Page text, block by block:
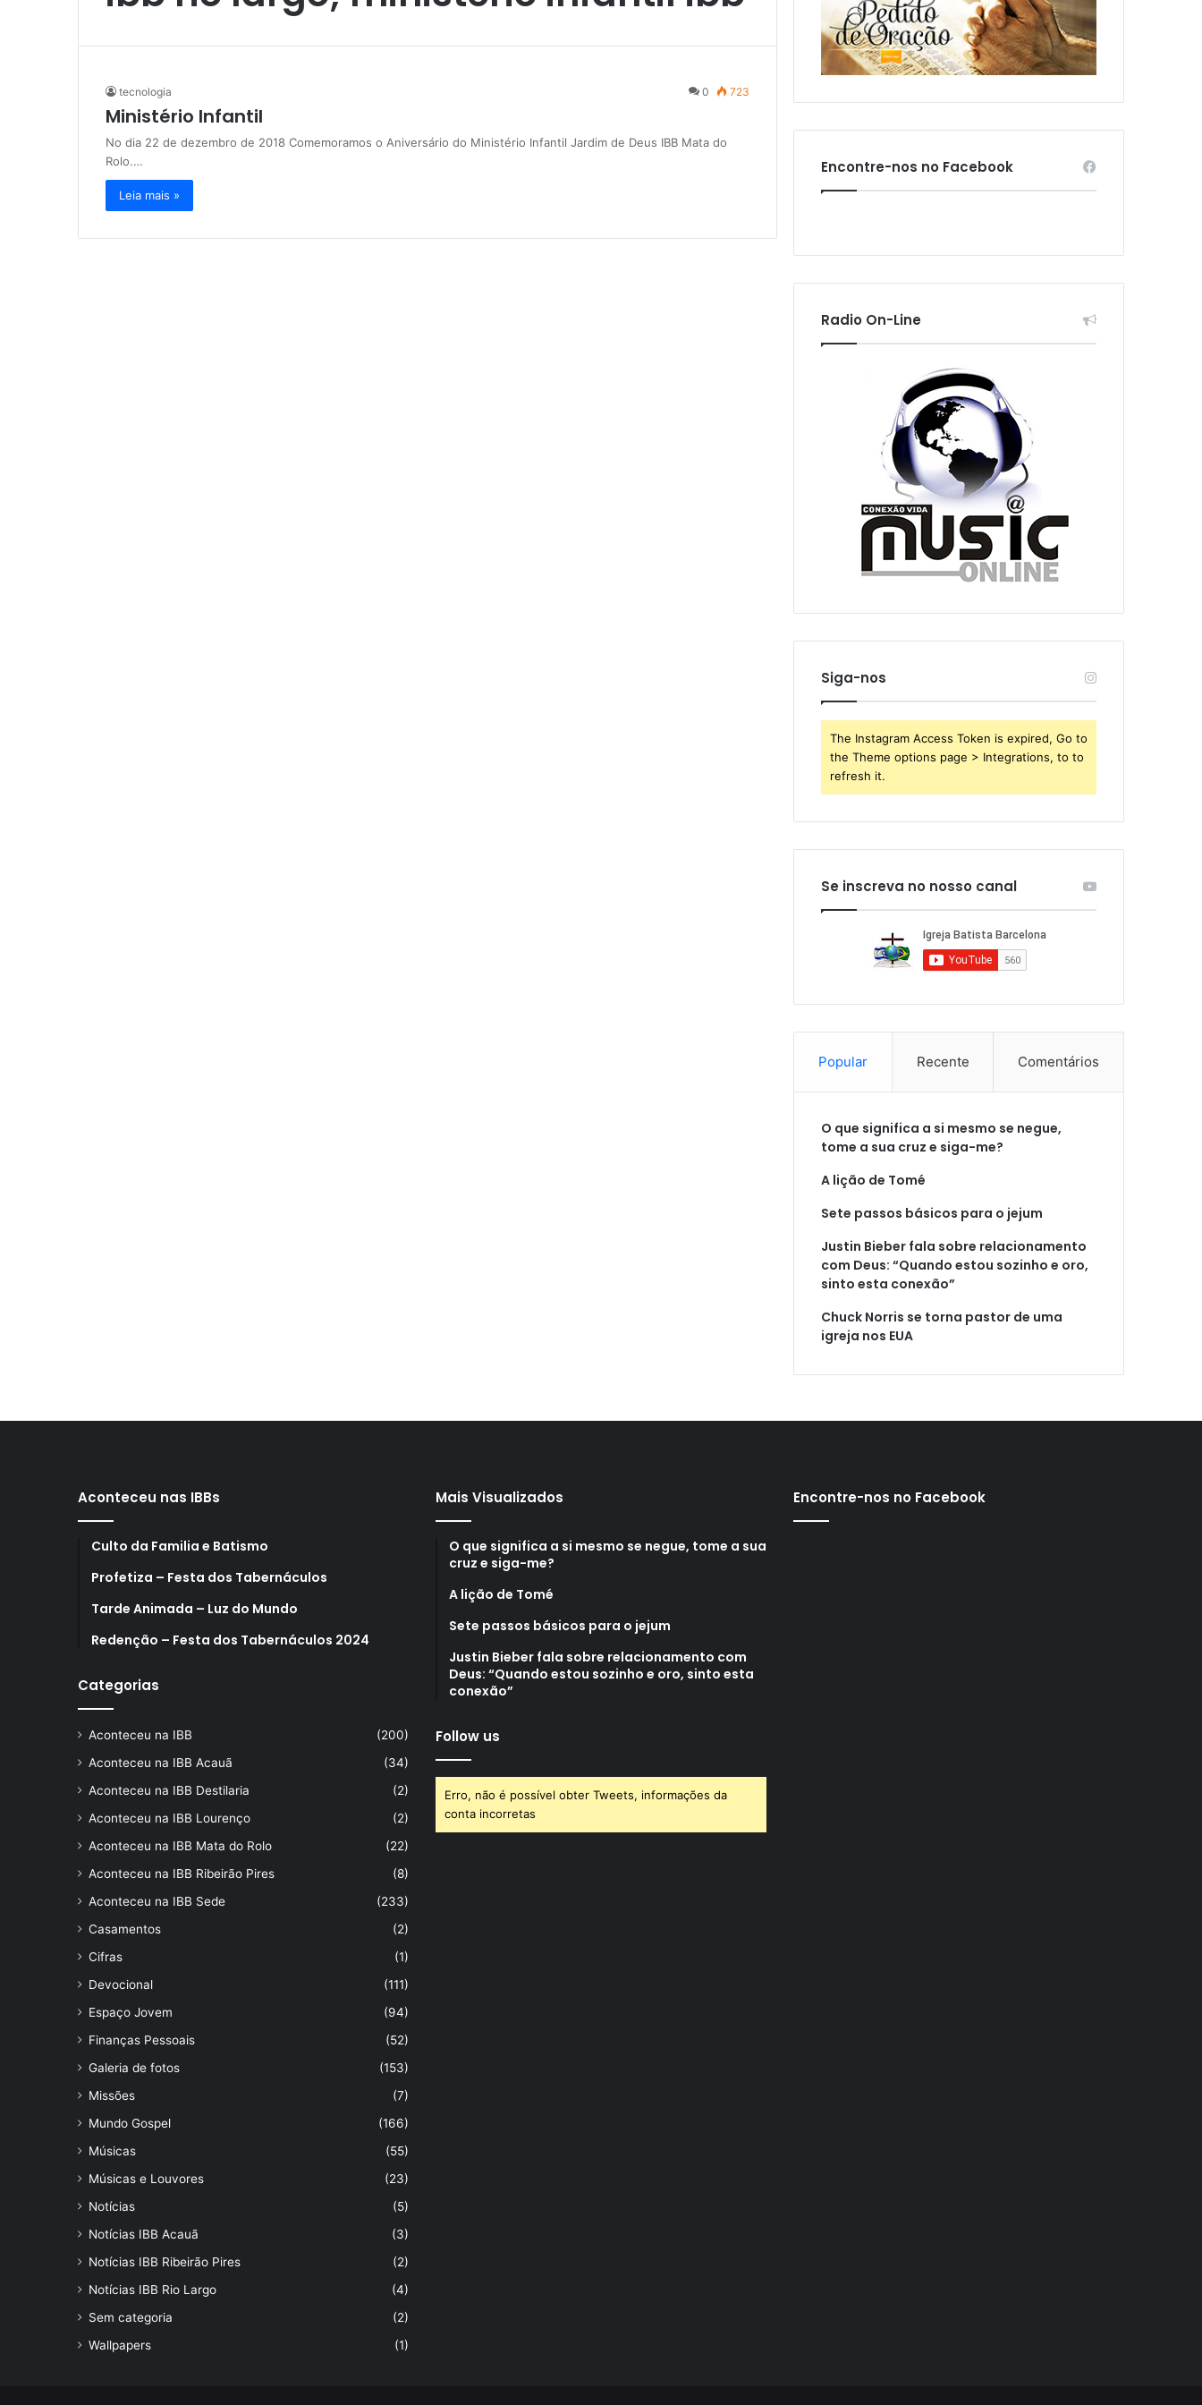
tecnologia 0 723
Ministério Infantil
No dia 22 de dezembro de 2018 Comemoramos o Aniversário do Ministério Infantil Jardim de Deus IBB Mata do
Rolo.…
Leia mais »
Encontre-nos no Facebook
Radio On-Line
Siga-nos
The Instagram Access Token is expired, Go to
the Theme options page > Integrations, to to
refresh it.
Se inscreva no nosso canal
Popular Recente Comentários
O que significa a si mesmo se negue,
tome a sua cruz e siga-me?
A lição de Tomé
Sete passos básicos para o jejum
Justin Bieber fala sobre relacionamento
com Deus: “Quando estou sozinho e oro,
sinto esta conexão”
Chuck Norris se torna pastor de uma
igreja nos EUA
Aconteceu nas IBBs
Culto da Familia e Batismo
Profetiza – Festa dos Tabernáculos
Tarde Animada – Luz do Mundo
Redenção – Festa dos Tabernáculos 2024
Categorias
Aconteceu na IBB
(200)
Aconteceu na IBB Acauã
(34)
Aconteceu na IBB Destilaria
(2)
Aconteceu na IBB Lourenço
(2)
Aconteceu na IBB Mata do Rolo
(22)
Aconteceu na IBB Ribeirão Pires
(8)
Aconteceu na IBB Sede
(233)
Casamentos
(2)
Cifras
(1)
Devocional
(111)
Espaço Jovem
(94)
Finanças Pessoais
(52)
Galeria de fotos
(153)
Missões
(7)
Mundo Gospel
(166)
Músicas
(55)
Músicas e Louvores
(23)
Notícias
(5)
Notícias IBB Acauã
(3)
Notícias IBB Ribeirão Pires
(2)
Notícias IBB Rio Largo
(4)
Sem categoria
(2)
Wallpapers
(1)
Mais Visualizados
O que significa a si mesmo se negue, tome a sua
cruz e siga-me?
A lição de Tomé
Sete passos básicos para o jejum
Justin Bieber fala sobre relacionamento com
Deus: “Quando estou sozinho e oro, sinto esta
conexão”
Follow us
Erro, não é possível obter Tweets, informações da
conta incorretas
Encontre-nos no Facebook